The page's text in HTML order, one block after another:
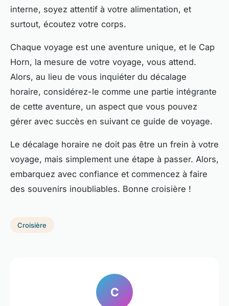
interne, soyez attentif à votre alimentation, et
surtout, écoutez votre corps.
Chaque voyage est une aventure unique, et le Cap
Horn, la mesure de votre voyage, vous attend.
Alors, au lieu de vous inquiéter du décalage
horaire, considérez-le comme une partie intégrante
de cette aventure, un aspect que vous pouvez
gérer avec succès en suivant ce guide de voyage.
Le décalage horaire ne doit pas être un frein à votre
voyage, mais simplement une étape à passer. Alors,
embarquez avec confiance et commencez à faire
des souvenirs inoubliables. Bonne croisière !
Croisière
C